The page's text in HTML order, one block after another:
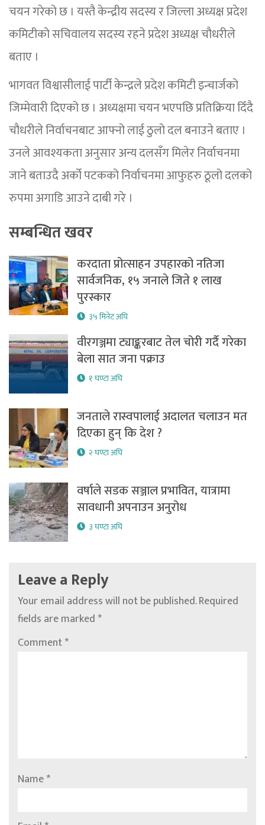
चयन गरेको छ । यस्तै केन्द्रीय सदस्य र जिल्ला अध्यक्ष प्रदेश
कमिटीको सचिवालय सदस्य रहने प्रदेश अध्यक्ष चौधरीले
बताए ।
भागवत विश्वासीलाई पार्टी केन्द्रले प्रदेश कमिटी इन्चार्जको
जिम्मेवारी दिएको छ । अध्यक्षमा चयन भएपछि प्रतिक्रिया दिँदै
चौधरीले निर्वाचनबाट आफ्नो लाई ठुलो दल बनाउने बताए ।
उनले आवश्यकता अनुसार अन्य दलसँग मिलेर निर्वाचनमा
जाने बताउदै अर्को पटकको निर्वाचनमा आफुहरु ठूलो दलको
रुपमा अगाडि आउने दाबी गरे ।
सम्बन्धित खवर
करदाता प्रोत्साहन उपहारको नतिजा
सार्वजनिक, १५ जनाले जिते १ लाख
पुरस्कार
३५ मिनेट अघि
वीरगञ्जमा ट्याङ्करबाट तेल चोरी गर्दै गरेका
बेला सात जना पक्राउ
१ घण्टा अघि
जनताले रास्वपालाई अदालत चलाउन मत
दिएका हुन् कि देश ?
२ घण्टा अघि
वर्षाले सडक सञ्जाल प्रभावित, यात्रामा
सावधानी अपनाउन अनुरोध
३ घण्टा अघि
Leave a Reply
Your email address will not be published.Required
fields are marked*
Comment*
Name*